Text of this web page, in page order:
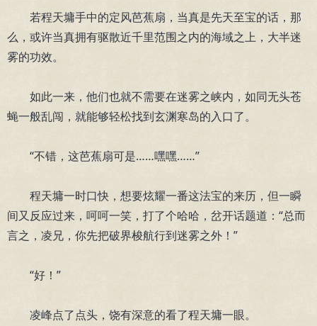
若程天墉手中的定风芭蕉扇，当真是先天至宝的话，那
么，或许当真拥有驱散近千里范围之内的海域之上，大半迷
雾的功效。
如此一来，他们也就不需要在迷雾之峡内，如同无头苍
蝇一般乱闯，就能够轻松找到玄渊寒岛的入口了。
“不错，这芭蕉扇可是……嘿嘿……”
程天墉一时口快，想要炫耀一番这法宝的来历，但一瞬
间又反应过来，呵呵一笑，打了个哈哈，岔开话题道：“总而
言之，凌兄，你先把破界梭航行到迷雾之外！”
“好！”
凌峰点了点头，饶有深意的看了程天墉一眼。